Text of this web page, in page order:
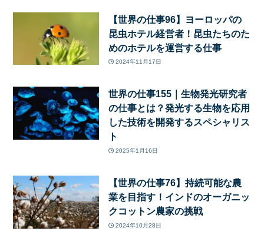
【世界の仕事96】ヨーロッパの
昆虫ホテル経営者！昆虫たちのた
めのホテルを運営する仕事
2024年11月17日
世界の仕事155｜生物発光研究者
の仕事とは？発光する生物を応用
した技術を開発するスペシャリス
ト
2025年1月16日
【世界の仕事76】持続可能な農
業を目指す！インドのオーガニッ
クコットン農家の挑戦
2024年10月28日